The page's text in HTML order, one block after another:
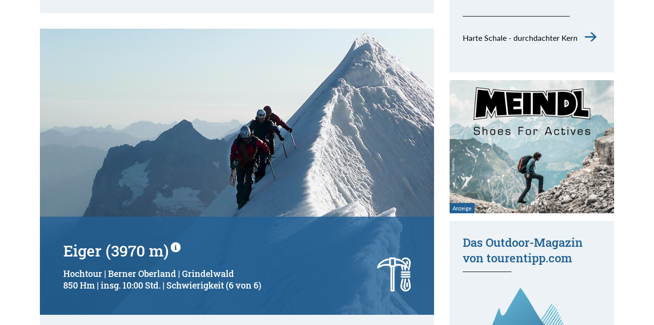
Eiger (3970 m)
Hochtour | Berner Oberland | Grindelwald
850 Hm | insg. 10:00 Std. | Schwierigkeit (6 von 6)
Harte Schale - durchdachter Kern
Das Outdoor-Magazin
von tourentipp.com